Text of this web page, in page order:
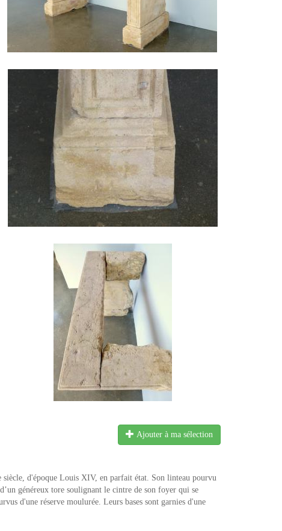
Ajouter à ma sélection
d'époque Louis XIV, en parfait état. Son linteau pourvu
généreux tore soulignant le cintre de son foyer qui se
d'une réserve moulurée. Leurs bases sont garnies d'une